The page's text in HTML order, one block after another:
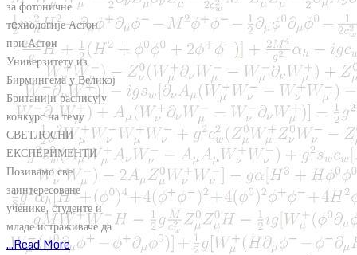
за фотоничне
тeхнологије Астон
при Астон
Универзитету из
Бирмингема у Великој
Британији расписују
конкурс на тему
СВЕТЛОСНИ
ЕКСПЕРИМЕНТИ
Позивамо све
заинтересоване
ученике, студенте и
младе истраживаче да
...Read More